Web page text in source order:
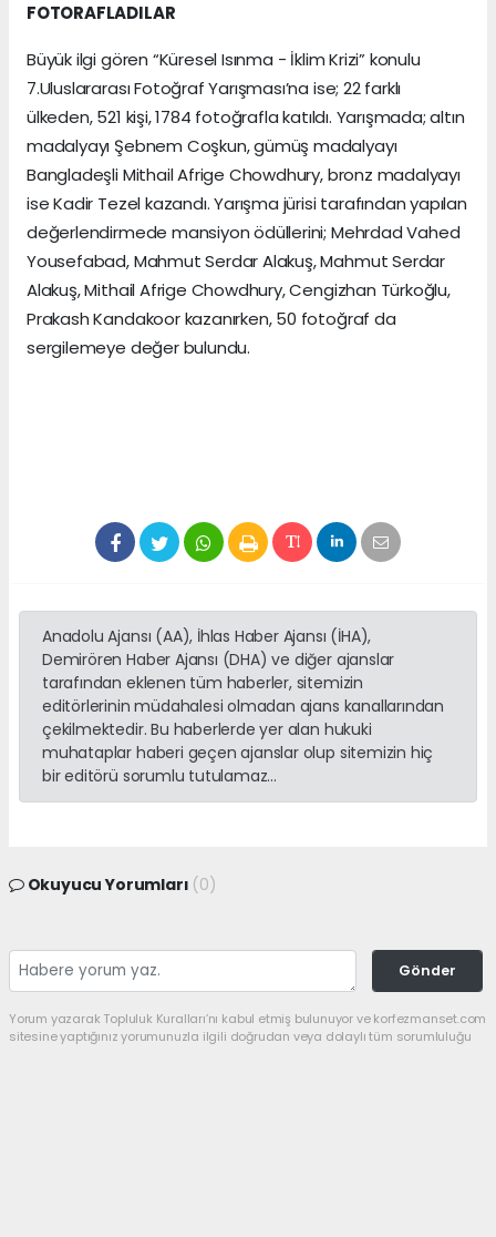
FOTORAFLADILAR
Büyük ilgi gören “Küresel Isınma - İklim Krizi” konulu
7.Uluslararası Fotoğraf Yarışması’na ise; 22 farklı
ülkeden, 521 kişi, 1784 fotoğrafla katıldı. Yarışmada; altın
madalyayı Şebnem Coşkun, gümüş madalyayı
Bangladeşli Mithail Afrige Chowdhury, bronz madalyayı
ise Kadir Tezel kazandı. Yarışma jürisi tarafından yapılan
değerlendirmede mansiyon ödüllerini; Mehrdad Vahed
Yousefabad, Mahmut Serdar Alakuş, Mahmut Serdar
Alakuş, Mithail Afrige Chowdhury, Cengizhan Türkoğlu,
Prakash Kandakoor kazanırken, 50 fotoğraf da
sergilemeye değer bulundu.
Anadolu Ajansı (AA), İhlas Haber Ajansı (İHA),
Demirören Haber Ajansı (DHA) ve diğer ajanslar
tarafından eklenen tüm haberler, sitemizin
editörlerinin müdahalesi olmadan ajans kanallarından
çekilmektedir. Bu haberlerde yer alan hukuki
muhataplar haberi geçen ajanslar olup sitemizin hiç
bir editörü sorumlu tutulamaz...
Okuyucu Yorumları (0)
Gönder
Yorum yazarak Topluluk Kuralları’nı kabul etmiş bulunuyor ve korfezmanset.com
sitesine yaptığınız yorumunuzla ilgili doğrudan veya dolaylı tüm sorumluluğu